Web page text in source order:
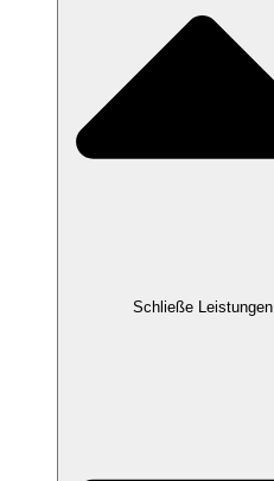
Schließe Leistungen